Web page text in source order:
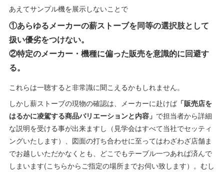
あえてサンプル機を展示しないことで
①あらゆるメーカーの薪ストーブを同等の選択肢として
扱い優劣をつけない。
②特定のメーカー・機種に偏った販売を意識的に回避す
る。
これらは一聴すると非常識に聞こえるかもしれません。
しかし薪ストーブの現物の確認は、メーカーに赴けば 「販売店を
はるかに凌駕する商品バリエーションと内容」 で担当者から詳細
な説明を受ける事が出来ますし（見学会はすべて当社でセッティ
ングいたします）、図面の打ち合わせに至ってはわざわざ店舗ま
でお越しいただかなくとも、どこでもテーブル一つあれば済んで
しまいます(こちらからご指定の場所までお伺い致します）。むし